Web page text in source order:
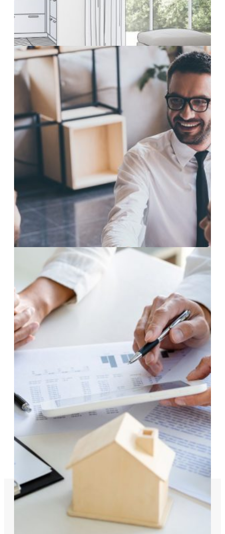
4 Giugno 2025
Come vendere una casa da ristrutturare
senza svalutarla
29 Maggio 2025
Come scegliere l’agenzia immobiliare giusta:
i 5 criteri fondamentali